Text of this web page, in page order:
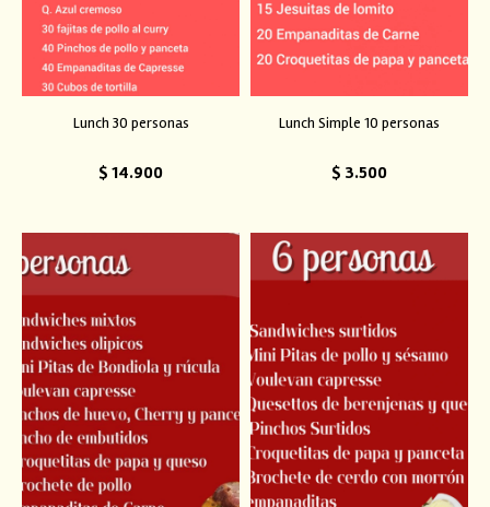
Lunch 30 personas
$ 14.900
Lunch Simple 10 personas
$ 3.500